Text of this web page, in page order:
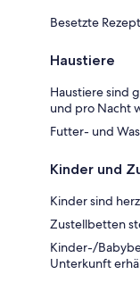
Besetzte
Haustiere
Haustiere sind
und pro Nacht
Futter- und
Kinder und
Kinder sind
Zustellbetten
Kinder-/
Unterkunft